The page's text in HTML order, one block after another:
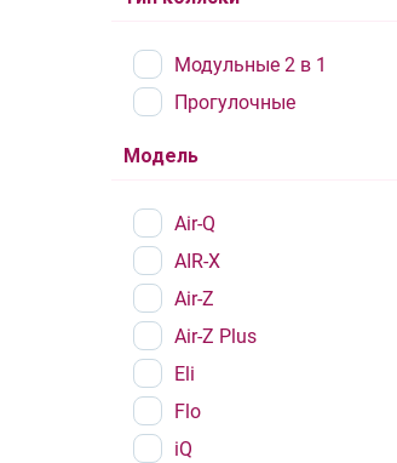
Модульные 2 в 1
Прогулочные
Модель
Air-Q
AIR-X
Air-Z
Air-Z Plus
Eli
Flo
iQ